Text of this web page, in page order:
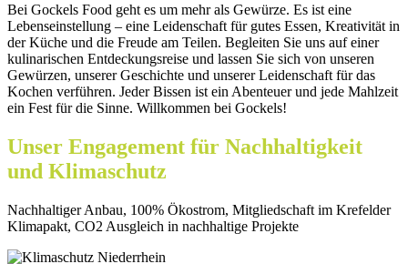
Bei Gockels Food geht es um mehr als Gewürze. Es ist eine
Lebenseinstellung – eine Leidenschaft für gutes Essen, Kreativität in
der Küche und die Freude am Teilen. Begleiten Sie uns auf einer
kulinarischen Entdeckungsreise und lassen Sie sich von unseren
Gewürzen, unserer Geschichte und unserer Leidenschaft für das
Kochen verführen. Jeder Bissen ist ein Abenteuer und jede Mahlzeit
ein Fest für die Sinne. Willkommen bei Gockels!
Unser Engagement für Nachhaltigkeit
und Klimaschutz
Nachhaltiger Anbau, 100% Ökostrom, Mitgliedschaft im Krefelder
Klimapakt, CO2 Ausgleich in nachhaltige Projekte